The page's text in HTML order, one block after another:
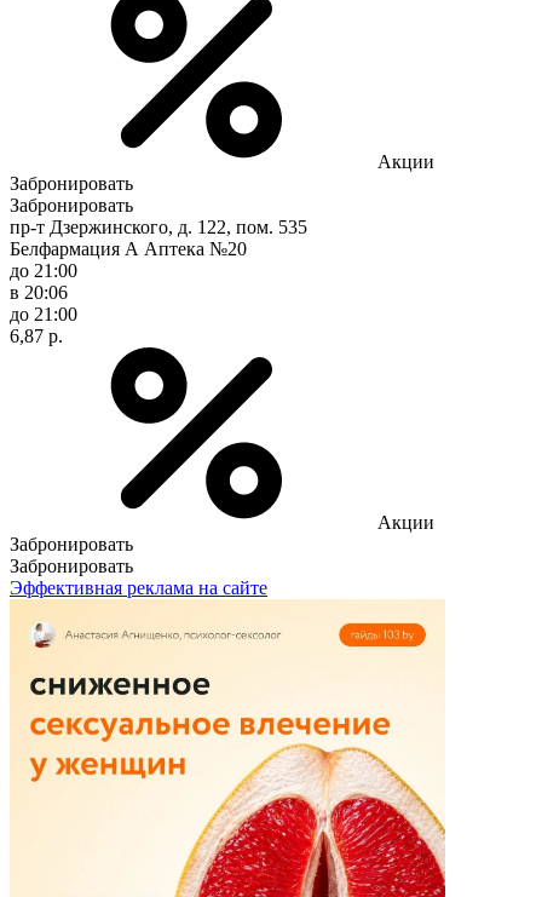
Акции
Забронировать
Забронировать
пр-т Дзержинского, д. 122, пом. 535
Белфармация А Аптека №20
до 21:00
в 20:06
до 21:00
6,87 р.
Акции
Забронировать
Забронировать
Эффективная реклама на сайте